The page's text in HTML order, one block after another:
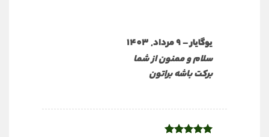
یوگایار–9 مرداد, 1403
سلام و ممنون از شما
برکت باشه براتون